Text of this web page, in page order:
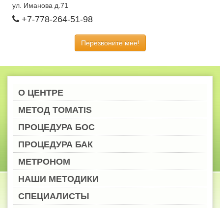
ул. Иманова д.71
+7-778-264-51-98
Перезвоните мне!
О ЦЕНТРЕ
МЕТОД TOMATIS
ПРОЦЕДУРА БОС
ПРОЦЕДУРА БАК
МЕТРОНОМ
НАШИ МЕТОДИКИ
СПЕЦИАЛИСТЫ